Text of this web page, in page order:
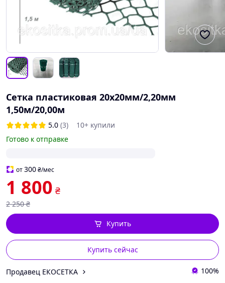
Сетка пластиковая 20х20мм/2,20мм
1,50м/20,00м
5.0 (3)
10+ купили
Готово к отправке
от300₴/мес
1 800 ₴
2 250 ₴
Купить сейчас
Купить
Продавец ЕКОСЕТКА 100%